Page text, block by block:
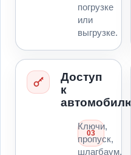
погрузке
или
выгрузке.
03
Доступ
к
автомобилю
Ключи,
пропуск,
шлагбаум,